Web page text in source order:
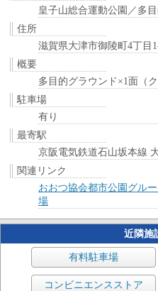
皇子山総合運動公園／多
住所
滋賀県大津市御陵町4丁目
概要
多目的グラウンド×1面（
駐車場
有り
最寄駅
京阪電気鉄道石山坂本線
関連リンク
おおつ協会都市公園グル
場
近隣施
有料駐車場
コンビニエンスストア